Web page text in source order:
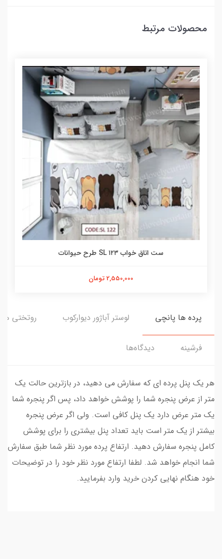
محصولات مرتبط
ست اتاق خواب ۱۲۳ SL طرح حیوانات
2,550,000 تومان
پرده ها پانچی لوستر آباژور دیوارکوب روتختی ها
فرشینه دیدگاه‌ها
هر یک پنل پرده ای که سفارش می دهید، در بازترین حالت یک
متر از عرض پنجره شما را پوشش خواهد داد، پس اگر پنجره شما
یک متر عرض دارد یک پنل کافی است. ولی اگر عرض پنجره
بیشتر از یک متر است باید تعداد پنل بیشتری را برای پوشش
کامل پنجره سفارش دهید. ارتفاع پرده مورد نظر شما طبق سفارش
شما انجام خواهد شد. لطفا ارتفاع مورد نظر خود را در توضیحات
خود هنگام نهایی کردن خرید وارد بفرمایید.